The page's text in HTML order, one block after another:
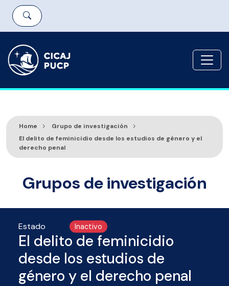
Home
Grupo de investigación
El delito de feminicidio desde los estudios de género y el
derecho penal
Grupos de investigación
Estado Inactivo
El delito de feminicidio
desde los estudios de
género y el derecho penal